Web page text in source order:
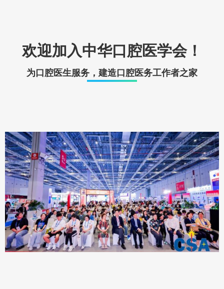
欢迎加入中华口腔医学会！
为口腔医生服务，建造口腔医务工作者之家